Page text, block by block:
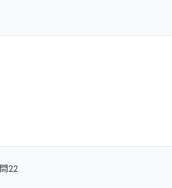
問22